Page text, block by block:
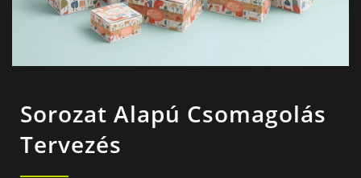
Sorozat Alapú Csomagolás
Tervezés